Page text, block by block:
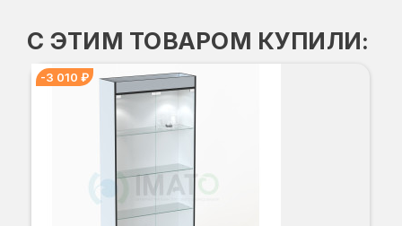
С ЭТИМ ТОВАРОМ КУПИЛИ:
-3 010 ₽